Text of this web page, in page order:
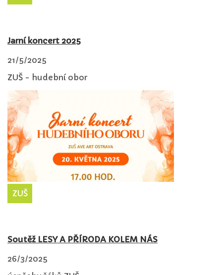
Jarní koncert 2025
21/5/2025
ZUŠ - hudební obor
ZUŠ
Soutěž LESY A PŘÍRODA KOLEM NÁS
26/3/2025